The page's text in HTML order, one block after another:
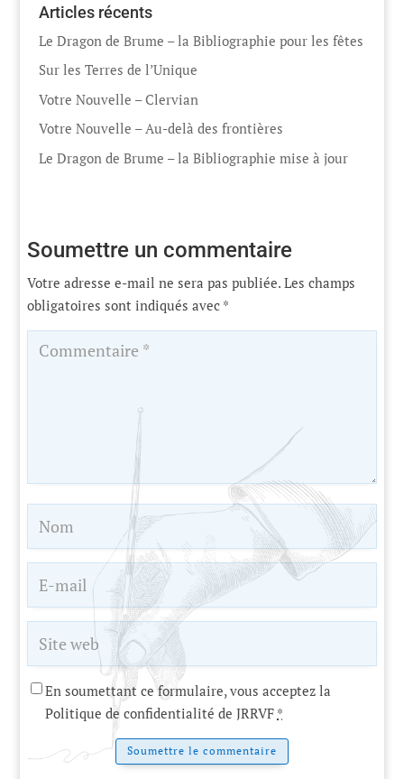
Articles récents
Le Dragon de Brume – la Bibliographie pour les fêtes
Sur les Terres de l’Unique
Votre Nouvelle – Clervian
Votre Nouvelle – Au-delà des frontières
Le Dragon de Brume – la Bibliographie mise à jour
Soumettre un commentaire
Votre adresse e-mail ne sera pas publiée. Les champs
obligatoires sont indiqués avec *
En soumettant ce formulaire, vous acceptez la
Politique de confidentialité de JRRVF *
Soumettre le commentaire